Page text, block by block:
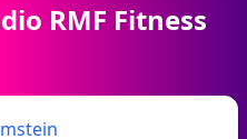
RMF Fitness